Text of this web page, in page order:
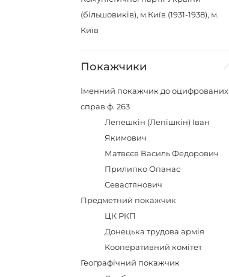
(більшовиків), м.Київ (1931-1938), м.
Київ
Покажчики
Іменний покажчик до оцифрованих
справ ф. 263
Лепешкін (Лепішкін) Іван
Якимович
Матвєєв Василь Федорович
Прилипко Опанас
Севастянович
Предметний покажчик
ЦК РКП
Донецька трудова армія
Кооперативний комітет
Географічний покажчик